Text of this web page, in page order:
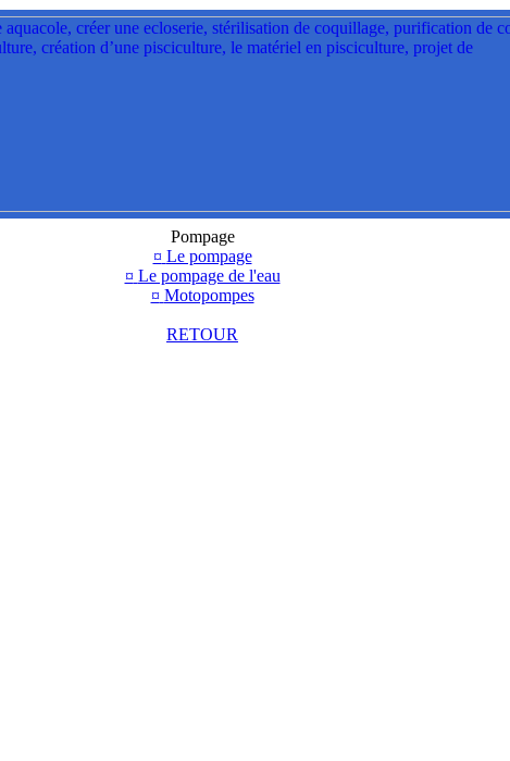
Pompage
¤ Le pompage
¤ Le pompage de l'eau
¤ Motopompes
RETOUR